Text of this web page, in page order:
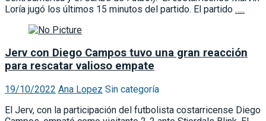
Loría jugó los últimos 15 minutos del partido. El partido …..
Jerv con Diego Campos tuvo una gran reacción
para rescatar valioso empate
19/10/2022 Ana Lopez Sin categoría
El Jerv, con la participación del futbolista costarricense Diego